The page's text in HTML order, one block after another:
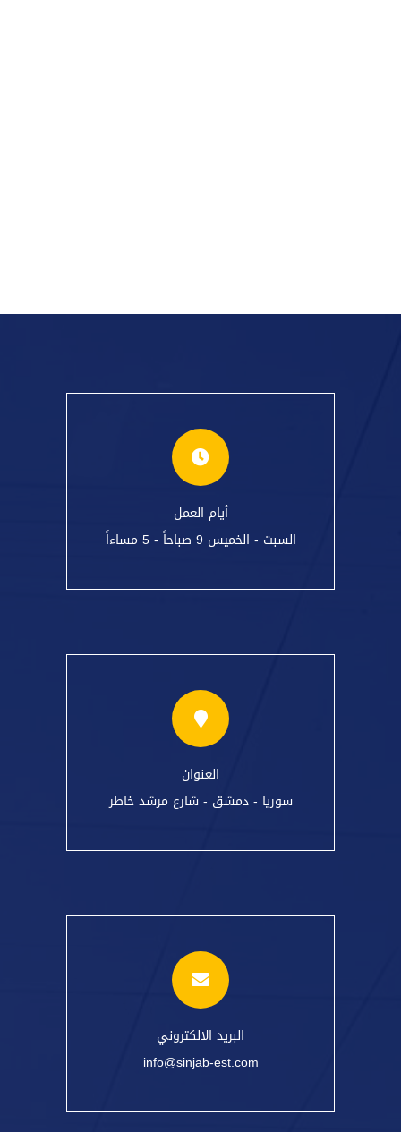
أيام العمل
السبت - الخميس 9 صباحاً - 5 مساءاً
العنوان
سوريا - دمشق - شارع مرشد خاطر
البريد الالكتروني
info@sinjab-est.com